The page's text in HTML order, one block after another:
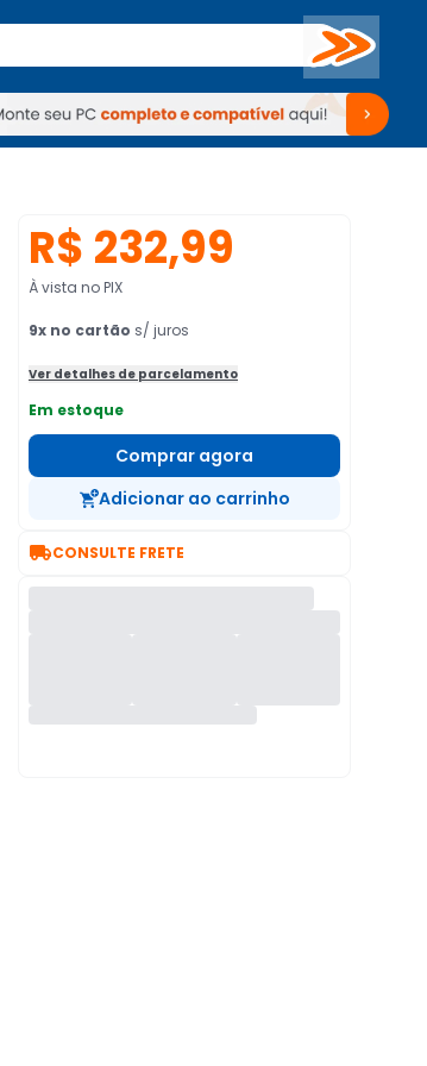
Buscar
Periféricos TV Venda no KaBuM!
TV Venda no KaBuM!
R$ 232,99
À vista no PIX
9x no cartão s/ juros
Ver detalhes de parcelamento
Em estoque
Comprar agora
Adicionar ao carrinho
CONSULTE FRETE